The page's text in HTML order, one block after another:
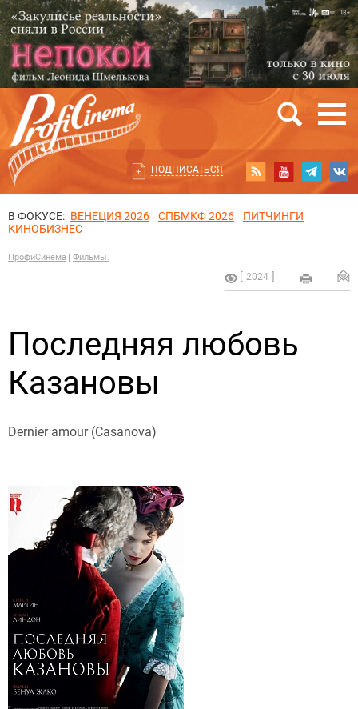
ПОДПИСАТЬСЯ
В ФОКУСЕ: ВЕНЕЦИЯ 2026 СПБМКФ 2026
ПИТЧИНГИ
КИНОБИЗНЕС
ПрофиСинема Фильмы.
2024
Последняя любовь
Казановы
Dernier amour (Casanova)